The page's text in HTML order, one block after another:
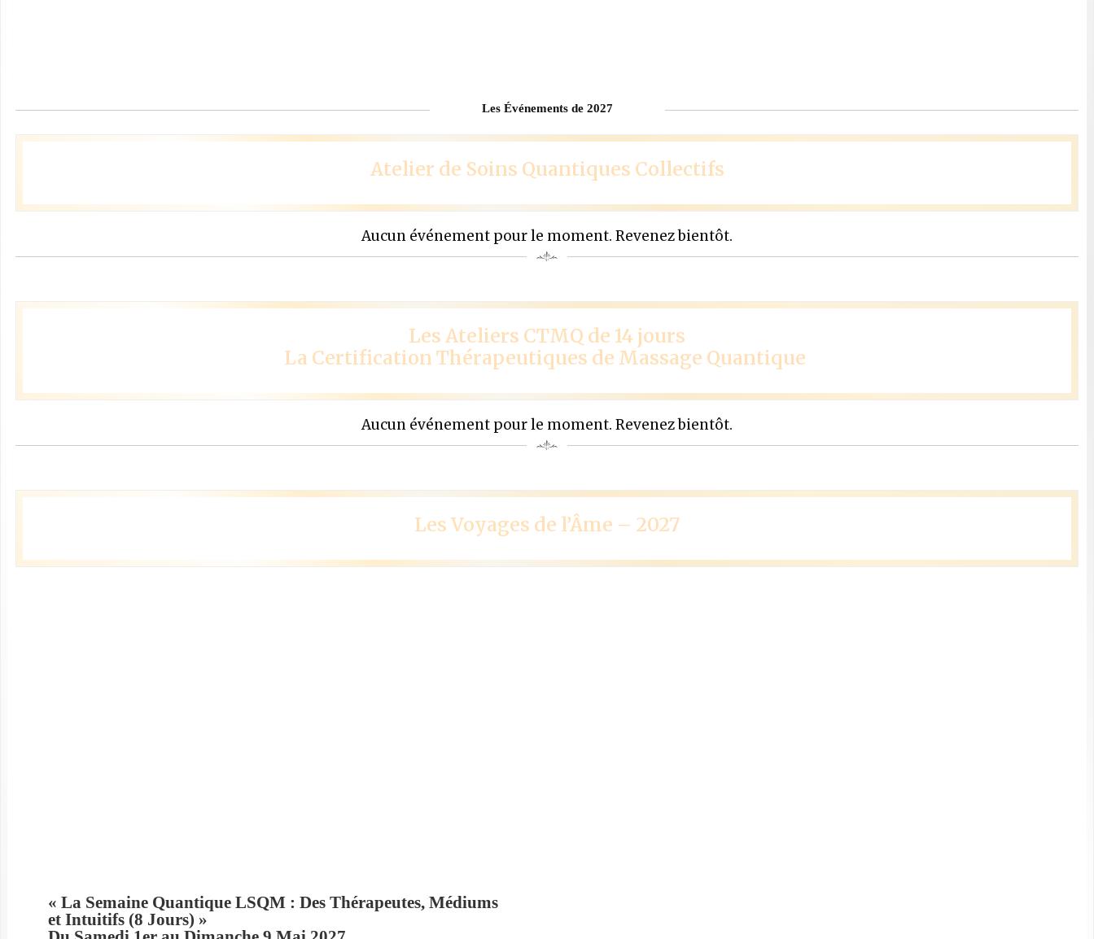
Les Événements de 2027
Atelier de Soins Quantiques Collectifs
Aucun événement pour le moment. Revenez bientôt.
Les Ateliers CTMQ de 14 jours
La Certification Thérapeutiques de Massage Quantique
Aucun événement pour le moment. Revenez bientôt.
Les Voyages de l’Âme – 2027
« La Semaine Quantique LSQM : Des Thérapeutes, Médiums
et Intuitifs (8 Jours) »